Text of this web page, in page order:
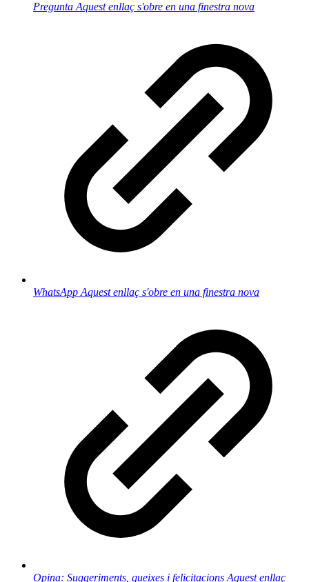
Pregunta Aquest enllaç s'obre en una finestra nova
WhatsApp Aquest enllaç s'obre en una finestra nova
Opina: Suggeriments, queixes i felicitacions Aquest enllaç